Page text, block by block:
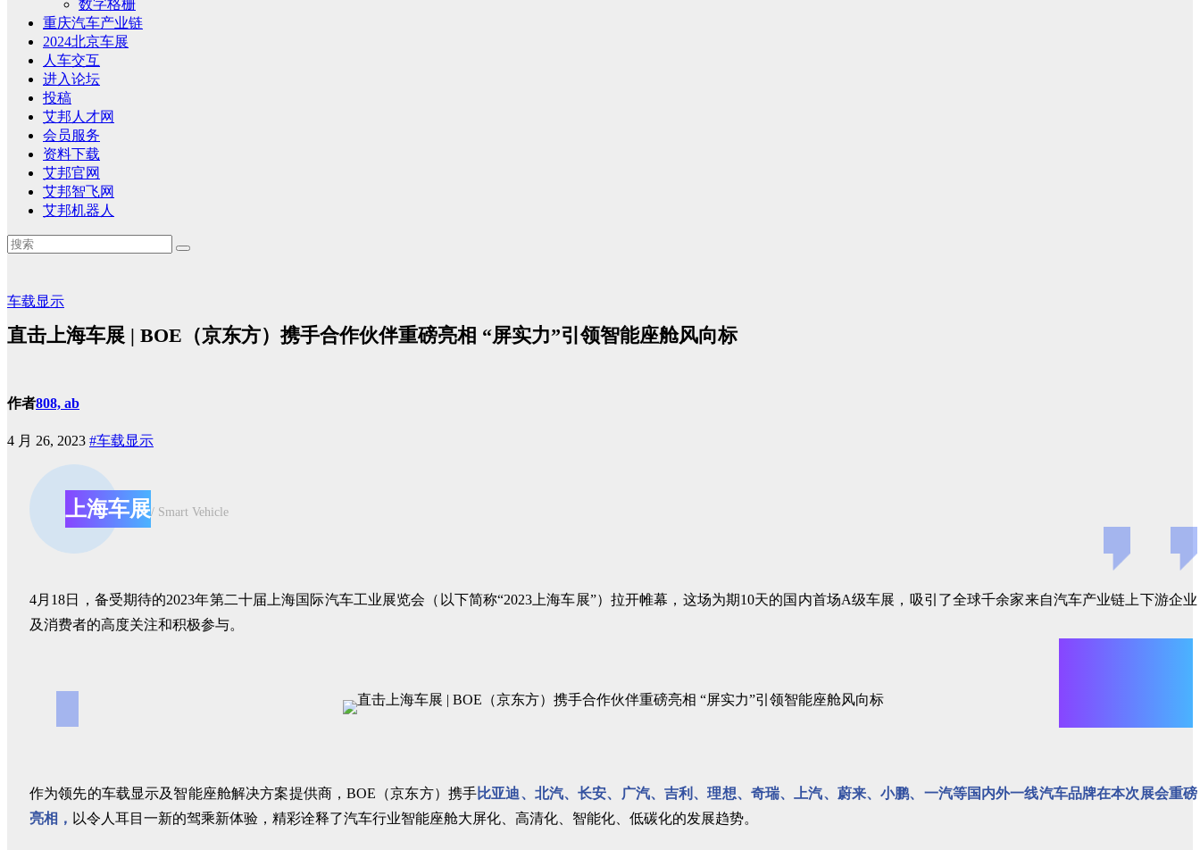
数字格栅
重庆汽车产业链
2024北京车展
人车交互
进入论坛
投稿
艾邦人才网
会员服务
资料下载
艾邦官网
艾邦智飞网
艾邦机器人
车载显示
直击上海车展 | BOE（京东方）携手合作伙伴重磅亮相 “屏实力”引领智能座舱风向标
作者808, ab
4 月 26, 2023 #车载显示
上海车展/ Smart Vehicle
4月18日，备受期待的2023年第二十届上海国际汽车工业展览会（以下简称“2023上海车展”）拉开帷幕，这场为期10天的国内首场A级车展，吸引了全球千余家来自汽车产业链上下游企业
及消费者的高度关注和积极参与。
作为领先的车载显示及智能座舱解决方案提供商，BOE（京东方）携手比亚迪、北汽、长安、广汽、吉利、理想、奇瑞、上汽、蔚来、小鹏、一汽等国内外一线汽车品牌在本次展会重磅
亮相， 以令人耳目一新的驾乘新体验，精彩诠释了汽车行业智能座舱大屏化、高清化、智能化、低碳化的发展趋势。